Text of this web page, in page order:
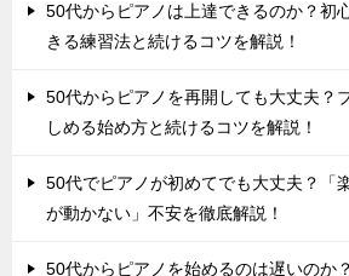
50代からピアノは上達できるのか？初
きる練習法と続けるコツを解説！
50代からピアノを再開しても大丈夫？
しめる始め方と続けるコツを解説！
50代でピアノが初めてでも大丈夫？「
が動かない」不安を徹底解説！
50代からピアノを始めるのは遅いのか